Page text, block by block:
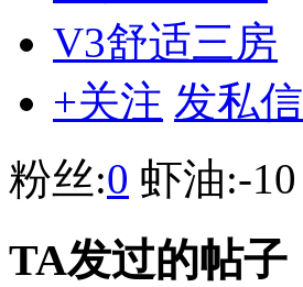
V3舒适三房
+关注 发私信
粉丝:0 虾油:-10
TA发过的帖子